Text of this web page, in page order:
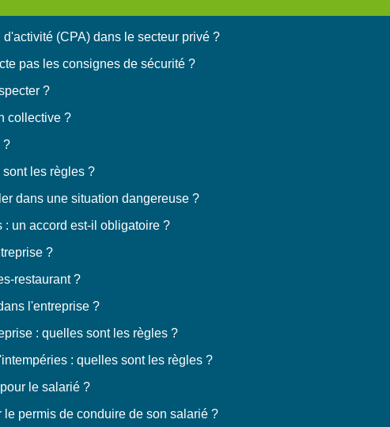
(CPA) dans le secteur privé ?
pas les consignes de sécurité ?
?
collective ?
?
les règles ?
dans une situation dangereuse ?
: un accord est-il obligatoire ?
?
restaurant ?
l'entreprise ?
: quelles sont les règles ?
: quelles sont les règles ?
le salarié ?
permis de conduire de son salarié ?